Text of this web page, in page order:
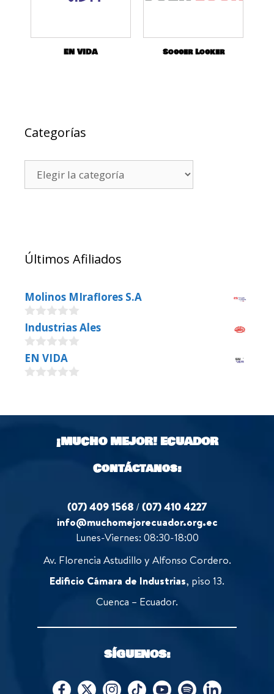
EN VIDA Soccer Locker
Categorías
Últimos Afiliados
Molinos MIraflores S.A
0
o
u
t
o
f
Industrias Ales
0
o
u
5
EN VIDA
t
¡MUCHO MEJOR!ECUADOR
Contáctanos:
(07) 409 1568 /(07) 410 4227
info@muchomejorecuador.org.ec
Lunes-Viernes: 08:30-18:00
Av. Florencia Astudillo y Alfonso Cordero.
Edificio Cámara de Industrias, piso 13.
Cuenca – Ecuador.
SÍGUENOS: